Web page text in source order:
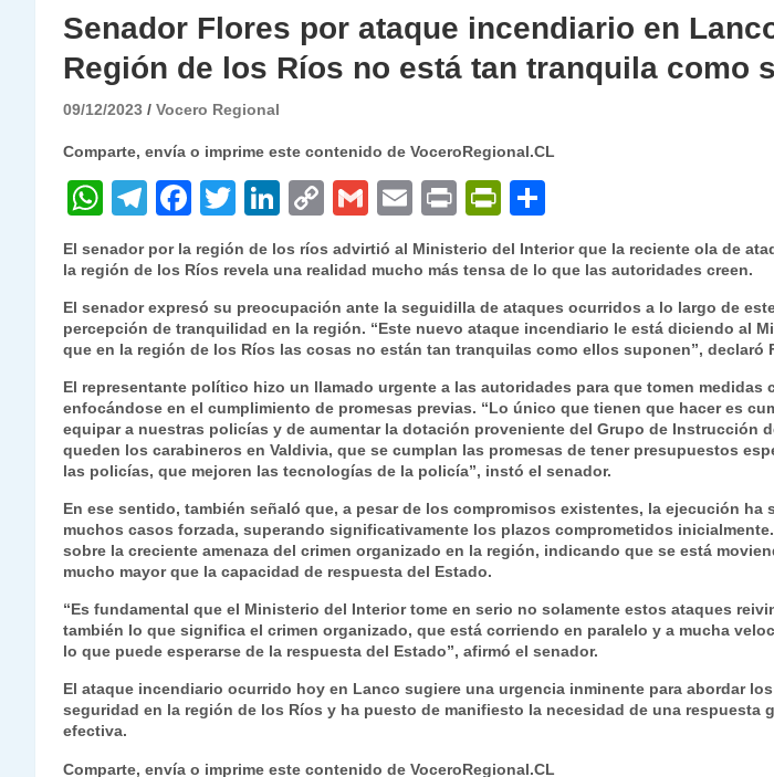
Senador Flores por ataque incendiario en
Región de los Ríos no está tan tranquila como
09/12/2023 Vocero Regional
Comparte, envía o imprime este contenido de VoceroRegional.CL
W
h
at
s
A
p
p
T
e
gr
a
m
F
c
e
b
o
o
k
T
w
itt
er
Li
k
e
dI
n
C
p
y
Li
n
k
G
m
ai
l
E
m
ai
l
P
ri
nt
P
ri
nt
Fr
ie
n
dl
y
o
m
p
ar
tir
El senador por la región de los ríos advirtió al Ministerio del Interior que la reciente ola de
la región de los Ríos revela una realidad mucho más tensa de lo que las autoridades creen.
El senador expresó su preocupación ante la seguidilla de ataques ocurridos a lo largo de
percepción de tranquilidad en la región. “Este nuevo ataque incendiario le está diciendo al
que en la región de los Ríos las cosas no están tan tranquilas como ellos suponen”, declaró
El representante político hizo un llamado urgente a las autoridades para que tomen medidas
enfocándose en el cumplimiento de promesas previas. “Lo único que tienen que hacer es
equipar a nuestras policías y de aumentar la dotación proveniente del Grupo de Instrucción
queden los carabineros en Valdivia, que se cumplan las promesas de tener presupuestos
las policías, que mejoren las tecnologías de la policía”, instó el senador.
En ese sentido, también señaló que, a pesar de los compromisos existentes, la ejecución ha
muchos casos forzada, superando significativamente los plazos comprometidos
sobre la creciente amenaza del crimen organizado en la región, indicando que se está
mucho mayor que la capacidad de respuesta del Estado.
“Es fundamental que el Ministerio del Interior tome en serio no solamente estos ataques
también lo que significa el crimen organizado, que está corriendo en paralelo y a mucha
lo que puede esperarse de la respuesta del Estado”, afirmó el senador.
El ataque incendiario ocurrido hoy en Lanco sugiere una urgencia inminente para abordar
seguridad en la región de los Ríos y ha puesto de manifiesto la necesidad de una respuesta
efectiva.
Comparte, envía o imprime este contenido de VoceroRegional.CL